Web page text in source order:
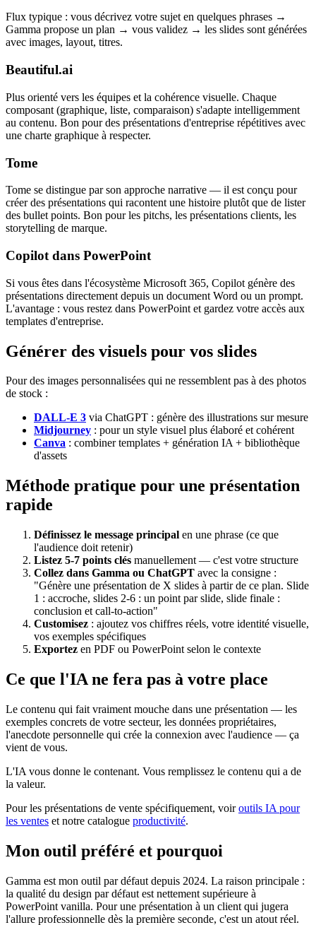
Flux typique : vous décrivez votre sujet en quelques phrases →
Gamma propose un plan → vous validez → les slides sont générées
avec images, layout, titres.
Beautiful.ai
Plus orienté vers les équipes et la cohérence visuelle. Chaque
composant (graphique, liste, comparaison) s'adapte intelligemment
au contenu. Bon pour des présentations d'entreprise répétitives avec
une charte graphique à respecter.
Tome
Tome se distingue par son approche narrative — il est conçu pour
créer des présentations qui racontent une histoire plutôt que de lister
des bullet points. Bon pour les pitchs, les présentations clients, les
storytelling de marque.
Copilot dans PowerPoint
Si vous êtes dans l'écosystème Microsoft 365, Copilot génère des
présentations directement depuis un document Word ou un prompt.
L'avantage : vous restez dans PowerPoint et gardez votre accès aux
templates d'entreprise.
Générer des visuels pour vos slides
Pour des images personnalisées qui ne ressemblent pas à des photos
de stock :
DALL-E 3 via ChatGPT : génère des illustrations sur mesure
Midjourney : pour un style visuel plus élaboré et cohérent
Canva : combiner templates + génération IA + bibliothèque
d'assets
Méthode pratique pour une présentation
rapide
Définissez le message principal en une phrase (ce que
l'audience doit retenir)
Listez 5-7 points clés manuellement — c'est votre structure
Collez dans Gamma ou ChatGPT avec la consigne :
"Génère une présentation de X slides à partir de ce plan. Slide
1 : accroche, slides 2-6 : un point par slide, slide finale :
conclusion et call-to-action"
Customisez : ajoutez vos chiffres réels, votre identité visuelle,
vos exemples spécifiques
Exportez en PDF ou PowerPoint selon le contexte
Ce que l'IA ne fera pas à votre place
Le contenu qui fait vraiment mouche dans une présentation — les
exemples concrets de votre secteur, les données propriétaires,
l'anecdote personnelle qui crée la connexion avec l'audience — ça
vient de vous.
L'IA vous donne le contenant. Vous remplissez le contenu qui a de
la valeur.
Pour les présentations de vente spécifiquement, voiroutils IA pour
les ventes et notre catalogue productivité.
Mon outil préféré et pourquoi
Gamma est mon outil par défaut depuis 2024. La raison principale :
la qualité du design par défaut est nettement supérieure à
PowerPoint vanilla. Pour une présentation à un client qui jugera
l'allure professionnelle dès la première seconde, c'est un atout réel.